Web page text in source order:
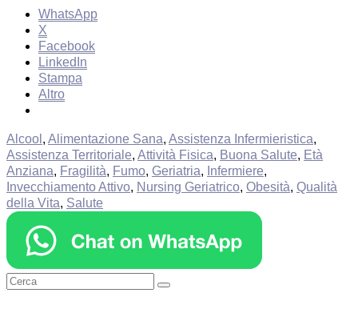
WhatsApp
X
Facebook
LinkedIn
Stampa
Altro
Alcool , Alimentazione Sana, Assistenza Infermieristica,
Assistenza Territoriale, Attività Fisica, Buona Salute, Età
Anziana, Fragilità, Fumo, Geriatria, Infermiere,
Invecchiamento Attivo, Nursing Geriatrico, Obesità, Qualità
della Vita, Salute
Cerca: